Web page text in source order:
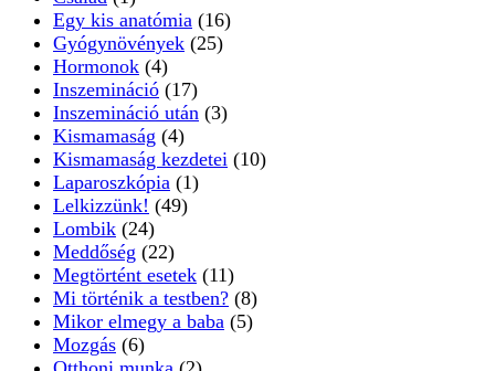
Egy kis anatómia (16)
Gyógynövények (25)
Hormonok (4)
Inszemináció (17)
Inszemináció után (3)
Kismamaság (4)
Kismamaság kezdetei (10)
Laparoszkópia (1)
Lelkizzünk! (49)
Lombik (24)
Meddőség (22)
Megtörtént esetek (11)
Mi történik a testben? (8)
Mikor elmegy a baba (5)
Mozgás (6)